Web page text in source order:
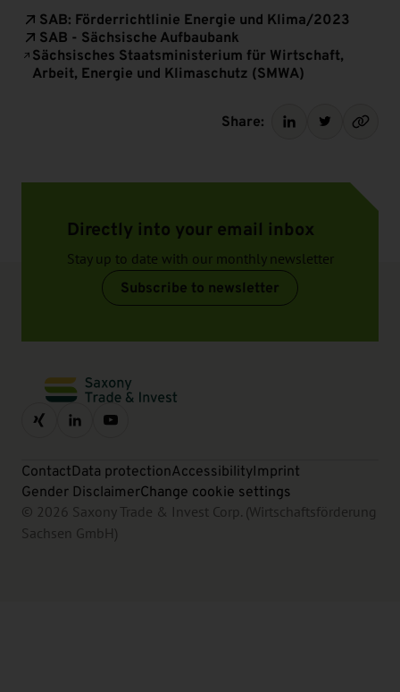
SAB: Förderrichtlinie Energie und Klima/2023
SAB - Sächsische Aufbaubank
Sächsisches Staatsministerium für Wirtschaft,
Arbeit, Energie und Klimaschutz (SMWA)
Share:
Directly into your email inbox
Stay up to date with our monthly newsletter
Subscribe to newsletter
ContactData protectionAccessibilityImprint
Gender DisclaimerChange cookie settings
© 2026 Saxony Trade & Invest Corp. (Wirtschaftsförderung
Sachsen GmbH)